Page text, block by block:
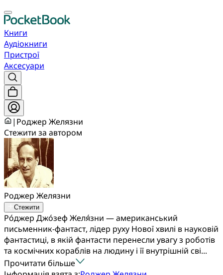
Книги
Аудіокниги
Пристрої
Аксесуари
| Роджер Желязни
Стежити за автором
Роджер Желязни
Стежити
Ро́джер Джо́зеф Желя́зни — американський
письменник-фантаст, лідер руху Нової хвилі в науковій
фантастиці, в якій фантасти перенесли увагу з роботів
та космічних кораблів на людину і її внутрішній сві...
Прочитати більше